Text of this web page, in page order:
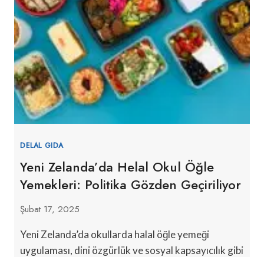
DELAL GIDA
Yeni Zelanda’da Helal Okul Öğle
Yemekleri: Politika Gözden Geçiriliyor
Şubat 17, 2025
Yeni Zelanda’da okullarda halal öğle yemeği
uygulaması, dini özgürlük ve sosyal kapsayıcılık gibi